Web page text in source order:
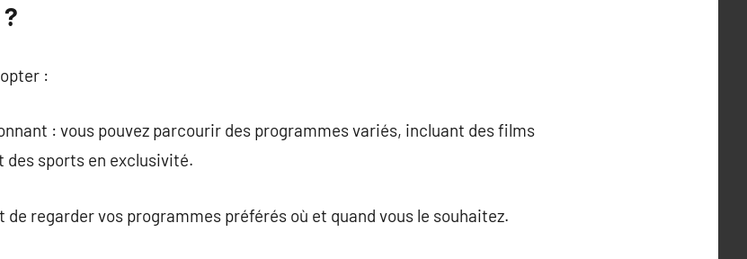
:
: vous pouvez parcourir des programmes variés, incluant des films
sports en exclusivité.
de regarder vos programmes préférés où et quand vous le souhaitez.